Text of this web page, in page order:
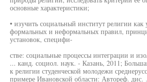
основные характеристики;
• изучить социальный институт религии
формальных и неформальных правил,
установок, специфи-
стве: социальные процессы интеграции и
... канд. социол. наук. - Казань, 2011;
к религии студенческой молодежи
примере Ивановской области: Автореф. дис.